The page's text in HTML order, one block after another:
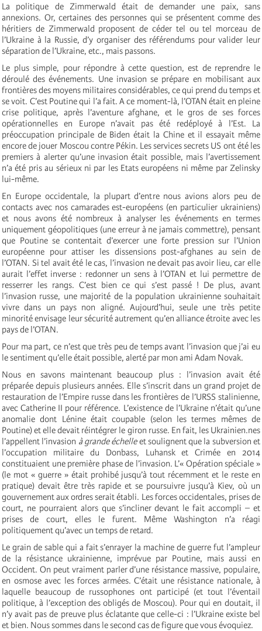
La politique de Zimmerwald était de demander une paix, sans
annexions. Or, certaines des personnes qui se présentent comme des
héritiers de Zimmerwald proposent de céder tel ou tel morceau de
l’Ukraine à la Russie, d’y organiser des référendums pour valider leur
séparation de l’Ukraine, etc., mais passons.
Le plus simple, pour répondre à cette question, est de reprendre le
déroulé des événements. Une invasion se prépare en mobilisant aux
frontières des moyens militaires considérables, ce qui prend du temps et
se voit. C’est Poutine qui l’a fait. A ce moment-là, l’OTAN était en pleine
crise politique, après l’aventure afghane, et le gros de ses forces
opérationnelles en Europe n’avait pas été redéployé à l’Est. La
préoccupation principale de Biden était la Chine et il essayait même
encore de jouer Moscou contre Pékin. Les services secrets US ont été les
premiers à alerter qu’une invasion était possible, mais l’avertissement
n’a été pris au sérieux ni par les Etats européens ni même par Zelinsky
lui-même.
En Europe occidentale, la plupart d’entre nous avions alors peu de
contacts avec nos camarades est-européens (en particulier ukrainiens)
et nous avons été nombreux à analyser les événements en termes
uniquement géopolitiques (une erreur à ne jamais commettre), pensant
que Poutine se contentait d’exercer une forte pression sur l’Union
européenne pour attiser les dissensions post-afghanes au sein de
l’OTAN. Si tel avait été le cas, l’invasion ne devait pas avoir lieu, car elle
aurait l’effet inverse : redonner un sens à l’OTAN et lui permettre de
resserrer les rangs. C’est bien ce qui s’est passé ! De plus, avant
l’invasion russe, une majorité de la population ukrainienne souhaitait
vivre dans un pays non aligné. Aujourd’hui, seule une très petite
minorité envisage leur sécurité autrement qu’en alliance étroite avec les
pays de l’OTAN.
Pour ma part, ce n’est que très peu de temps avant l’invasion que j’ai eu
le sentiment qu’elle était possible, alerté par mon ami Adam Novak.
Nous en savons maintenant beaucoup plus : l’invasion avait été
préparée depuis plusieurs années. Elle s’inscrit dans un grand projet de
restauration de l’Empire russe dans les frontières de l’URSS stalinienne,
avec Catherine II pour référence. L’existence de l’Ukraine n’était qu’une
anomalie dont Lénine était coupable (selon les termes mêmes de
Poutine) et elle devait réintégrer le giron russe. En fait, les Ukrainien.nes
l’appellent l’invasion à grande échelleet soulignent que la subversion et
l’occupation militaire du Donbass, Luhansk et Crimée en 2014
constituaient une première phase de l’invasion. L’« Opération spéciale »
(le mot « guerre » était prohibé jusqu’à tout récemment et le reste en
pratique) devait être très rapide et se poursuivre jusqu’à Kiev, où un
gouvernement aux ordres serait établi. Les forces occidentales, prises de
court, ne pourraient alors que s’incliner devant le fait accompli – et
prises de court, elles le furent. Même Washington n’a réagi
politiquement qu’avec un temps de retard.
Le grain de sable qui a fait s’enrayer la machine de guerre fut l’ampleur
de la résistance ukrainienne, imprévue par Poutine, mais aussi en
Occident. On peut vraiment parler d’une résistance massive, populaire,
en osmose avec les forces armées. C’était une résistance nationale, à
laquelle beaucoup de russophones ont participé (et tout l’éventail
politique, à l’exception des obligés de Moscou). Pour qui en doutait, il
n’y avait pas de preuve plus éclatante que celle-ci : l’Ukraine existe bel
et bien. Nous sommes dans le second cas de figure que vous évoquiez.